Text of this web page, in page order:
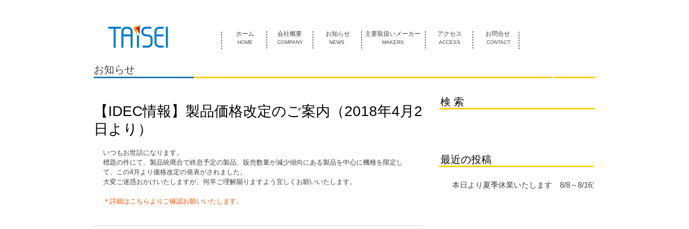
HOME COMPANY NEWS MAKERS ACCESS CONTACT
ホーム 会社概要 お知らせ 主要取扱いメーカー アクセス お問合せ
お知らせ
【IDEC情報】製品価格改定のご案内（2018年4月2
日より）
いつもお世話になります。
標題の件にて、製品統廃合で終息予定の製品、販売数量が減少傾向にある製品を中心に機種を限定し
て、この4月より価格改定の発表がされました。
大変ご迷惑おかけいたしますが、何卒ご理解賜りますよう宜しくお願いいたします。
＊詳細はこちらよりご確認お願いいたします。
検 索
最近の投稿
本日より夏季休業いたします 8/8～8/16迄